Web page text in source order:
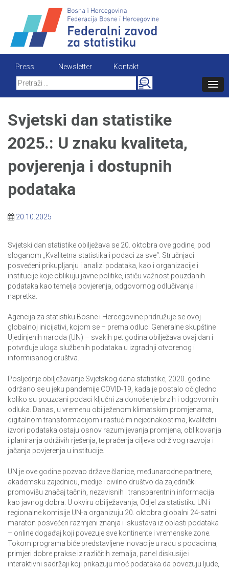
content
Press Newsletter
Kontakt
Search
for:
Svjetski dan statistike
2025.: U znaku kvaliteta,
povjerenja i dostupnih
podataka
20.10.2025
Svjetski dan statistike obilježava se 20. oktobra ove godine, pod
sloganom „Kvalitetna statistika i podaci za sve“. Stručnjaci
posvećeni prikupljanju i analizi podataka, kao i organizacije i
institucije koje oblikuju javne politike, ističu važnost pouzdanih
podataka kao temelja povjerenja, odgovornog odlučivanja i
napretka.
Agencija za statistiku Bosne i Hercegovine pridružuje se ovoj
globalnoj inicijativi, kojom se – prema odluci Generalne skupštine
Ujedinjenih naroda (UN) – svakih pet godina obilježava ovaj dan i
potvrđuje uloga službenih podataka u izgradnji otvorenog i
informisanog društva.
Posljednje obilježavanje Svjetskog dana statistike, 2020. godine
održano se u jeku pandemije COVID-19, kada je postalo očigledno
koliko su pouzdani podaci ključni za donošenje brzih i odgovornih
odluka. Danas, u vremenu obilježenom klimatskim promjenama,
digitalnom transformacijom i rastućim nejednakostima, kvalitetni
izvori podataka ostaju osnov razumijevanja promjena, oblikovanja
i planiranja održivih rješenja, te praćenja ciljeva održivog razvoja i
jačanja povjerenja u institucije.
UN je ove godine pozvao države članice, međunarodne partnere,
akademsku zajednicu, medije i civilno društvo da zajednički
promovišu značaj tačnih, nezavisnih i transparentnih informacija
kao javnog dobra. U okviru obilježavanja, Odjel za statistiku UN i
regionalne komisije UN-a organizuju 20. oktobra globalni 24-satni
maraton posvećen razmjeni znanja i iskustava iz oblasti podataka
– online događaj koji povezuje sve kontinente i vremenske zone.
Tokom programa biće predstavljene inovacije u radu s podacima,
primjeri dobre prakse iz različitih zemalja, panel diskusije i
interaktivni sadržaji koji prikazuju moć podataka da povezuju ljude,